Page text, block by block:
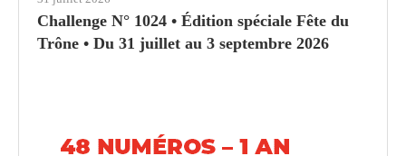
Challenge N° 1024 • Édition spéciale Fête du
Trône • Du 31 juillet au 3 septembre 2026